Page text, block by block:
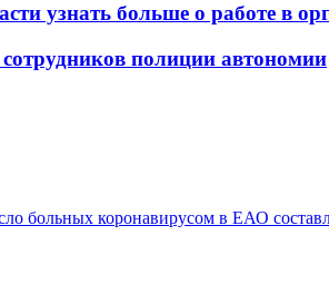
узнать больше о работе в
полиции автономии
больных коронавирусом в ЕАО